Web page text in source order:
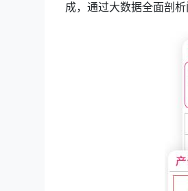
成，通过大数据全面剖